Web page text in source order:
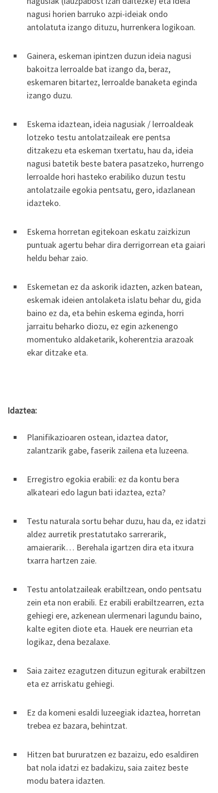
nagusi horien barruko azpi-ideiak ondo
antolatuta izango dituzu, hurrenkera logikoan.
Gainera, eskeman ipintzen duzun ideia nagusi
bakoitza lerroalde bat izango da, beraz,
eskemaren bitartez, lerroalde banaketa eginda
izango duzu.
Eskema idaztean, ideia nagusiak / lerroaldeak
lotzeko testu antolatzaileak ere pentsa
ditzakezu eta eskeman txertatu, hau da, ideia
nagusi batetik beste batera pasatzeko, hurrengo
lerroalde hori hasteko erabiliko duzun testu
antolatzaile egokia pentsatu, gero, idazlanean
idazteko.
Eskema horretan egitekoan eskatu zaizkizun
puntuak agertu behar dira derrigorrean eta gaiari
heldu behar zaio.
Eskemetan ez da askorik idazten, azken batean,
eskemak ideien antolaketa islatu behar du, gida
baino ez da, eta behin eskema eginda, horri
jarraitu beharko diozu, ez egin azkenengo
momentuko aldaketarik, koherentzia arazoak
ekar ditzake eta.
Idaztea:
Planifikazioaren ostean, idaztea dator,
zalantzarik gabe, faserik zailena eta luzeena.
Erregistro egokia erabili: ez da kontu bera
alkateari edo lagun bati idaztea, ezta?
Testu naturala sortu behar duzu, hau da, ez idatzi
aldez aurretik prestatutako sarrerarik,
amaierarik… Berehala igartzen dira eta itxura
txarra hartzen zaie.
Testu antolatzaileak erabiltzean, ondo pentsatu
zein eta non erabili. Ez erabili erabiltzearren, ezta
gehiegi ere, azkenean ulermenari lagundu baino,
kalte egiten diote eta. Hauek ere neurrian eta
logikaz, dena bezalaxe.
Saia zaitez ezagutzen dituzun egiturak erabiltzen
eta ez arriskatu gehiegi.
Ez da komeni esaldi luzeegiak idaztea, horretan
trebea ez bazara, behintzat.
Hitzen bat bururatzen ez bazaizu, edo esaldiren
bat nola idatzi ez badakizu, saia zaitez beste
modu batera idazten.